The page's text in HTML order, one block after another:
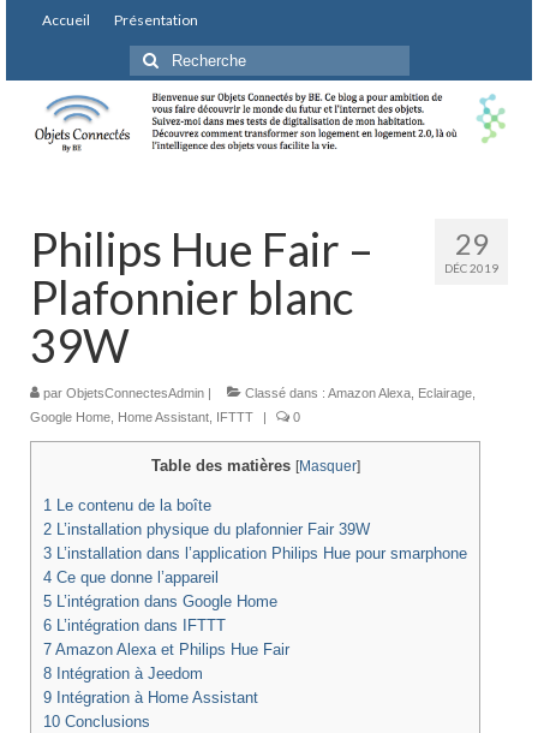
Accueil Présentation
Rechercher
:
29
DÉC 2019
Philips Hue Fair –
Plafonnier blanc
39W
par ObjetsConnectesAdmin | Classé dans : Amazon Alexa Eclairage
Google Home Home Assistant IFTTT | 0
Table des matières [Masquer]
1 Le contenu de la boîte
2 L’installation physique du plafonnier Fair 39W
3 L’installation dans l’application Philips Hue pour smarphone
4 Ce que donne l’appareil
5 L’intégration dans Google Home
6 L’intégration dans IFTTT
7 Amazon Alexa et Philips Hue Fair
8 Intégration à Jeedom
9 Intégration à Home Assistant
10 Conclusions